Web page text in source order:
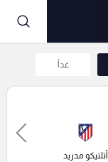
غداً
أتلتيكو مدريد